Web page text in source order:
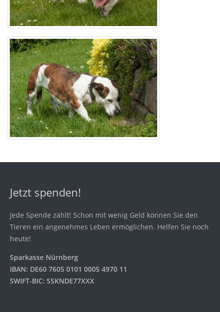
Jetzt spenden!
Jede Spende zählt! Schon mit wenig Geld können Sie den
Tieren ein angenehmes Leben ermöglichen. Helfen Sie noch
heute!
Sparkasse Nürnberg
IBAN: DE60 7605 0101 0005 4970 11
SWIFT-BIC: SSKNDE77XXX